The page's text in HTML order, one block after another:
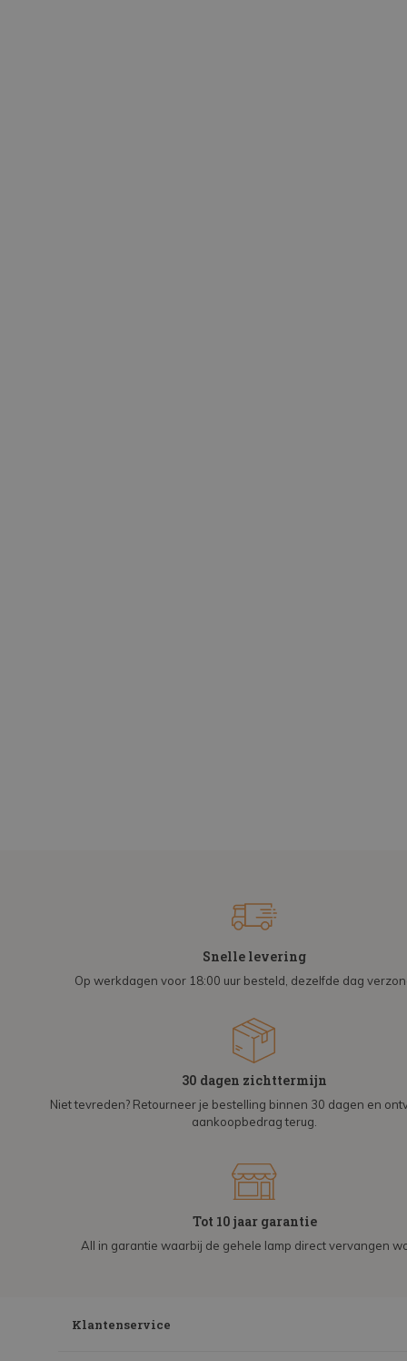
Snelle levering
Op werkdagen voor 18:00 uur besteld, dezelfde dag
30 dagen zichttermijn
Niet tevreden? Retourneer je bestelling binnen 30 dagen en
aankoopbedrag terug.
Tot 10 jaar garantie
All in garantie waarbij de gehele lamp direct vervangen
Klantenservice